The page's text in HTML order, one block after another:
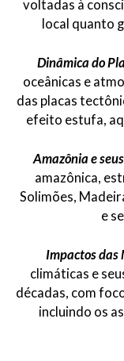
voltadas à
local quanto
Dinâmica do
oceânicas e
das placas
efeito estufa,
Amazônia e
amazônica,
Solimões,
e
Impactos das
climáticas e
décadas, com
incluindo os